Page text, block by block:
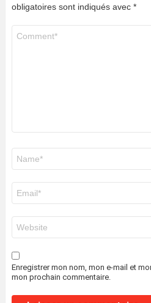
obligatoires sont indiqués avec *
mail
*
web
Enregistrer mon nom, mon e-mail et
mon prochain commentaire.